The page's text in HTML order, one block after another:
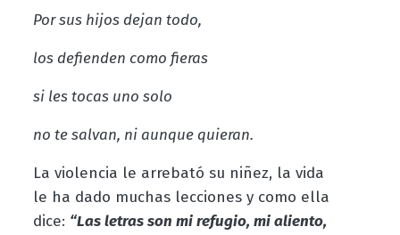
Por sus hijos dejan todo,
los defienden como fieras
si les tocas uno solo
no te salvan, ni aunque quieran.
La violencia le arrebató su niñez, la vida
le ha dado muchas lecciones y como ella
dice: “Las letras son mi refugio, mi aliento,